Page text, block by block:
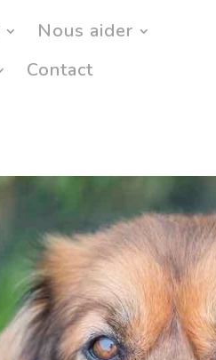
Nous aider
Contact